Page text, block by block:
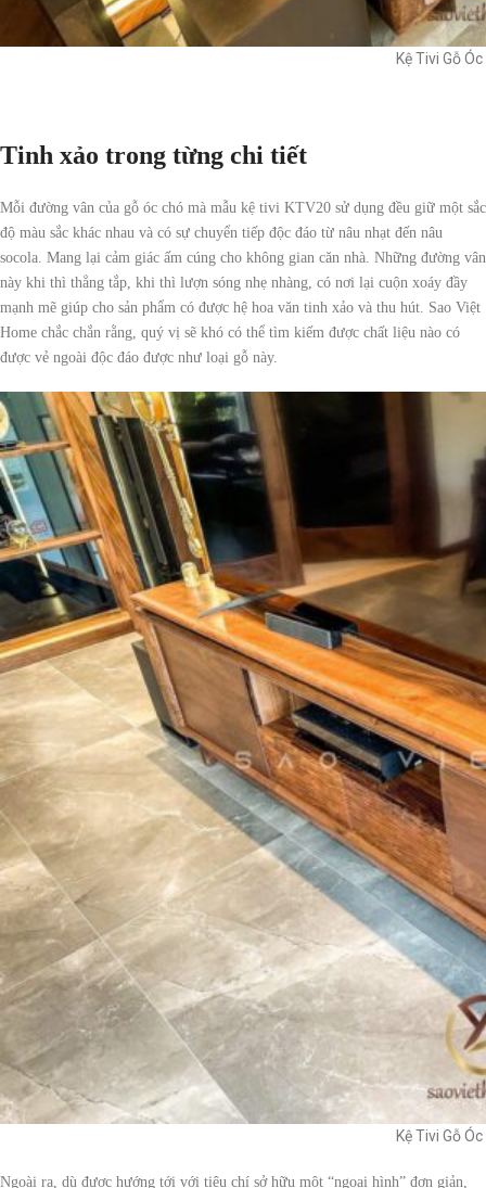
Kệ Tivi Gỗ
Tinh xảo trong từng chi tiết
Mỗi đường vân của gỗ óc chó mà mẫu kệ tivi KTV20 sử dụng đều giữ một sắc
độ màu sắc khác nhau và có sự chuyển tiếp độc đáo từ nâu nhạt đến nâu
socola. Mang lại cảm giác ấm cúng cho không gian căn nhà. Những đường vân
này khi thì thẳng tắp, khi thì lượn sóng nhẹ nhàng, có nơi lại cuộn xoáy đầy
mạnh mẽ giúp cho sản phẩm có được hệ hoa văn tinh xảo và thu hút. Sao Việt
Home chắc chắn rằng, quý vị sẽ khó có thể tìm kiếm được chất liệu nào có
được vẻ ngoài độc đáo được như loại gỗ này.
Kệ Tivi Gỗ
Ngoài ra, dù được hướng tới với tiêu chí sở hữu một “ngoại hình” đơn giản,